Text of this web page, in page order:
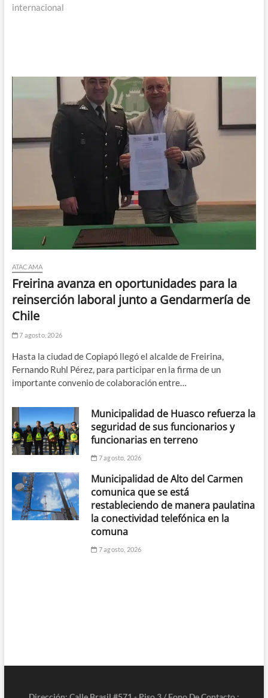
internacional
ATACAMA
Freirina avanza en oportunidades para la
reinserción laboral junto a Gendarmería de
Chile
7 agosto, 2026
Hasta la ciudad de Copiapó llegó el alcalde de Freirina,
Fernando Ruhl Pérez, para participar en la firma de un
importante convenio de colaboración entre…
Municipalidad de Huasco refuerza la
seguridad de sus funcionarios y
funcionarias en terreno
7 agosto, 2026
Municipalidad de Alto del Carmen
comunica que se está
restableciendo de manera paulatina
la conectividad telefónica en la
comuna
7 agosto, 2026